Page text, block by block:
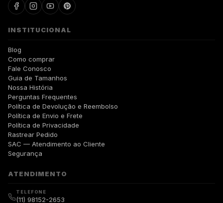
INSTITUCIONAL
Blog
Como comprar
Fale Conosco
Guia de Tamanhos
Nossa História
Perguntas Frequentes
Política de Devolução e Reembolso
Política de Envio e Frete
Política de Privacidade
Rastrear Pedido
SAC — Atendimento ao Cliente
Segurança
ATENDIMENTO
TELEFONE
(11) 98152-2653